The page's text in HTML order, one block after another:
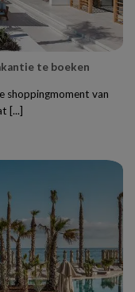
te boeken
shoppingmoment van
[...]